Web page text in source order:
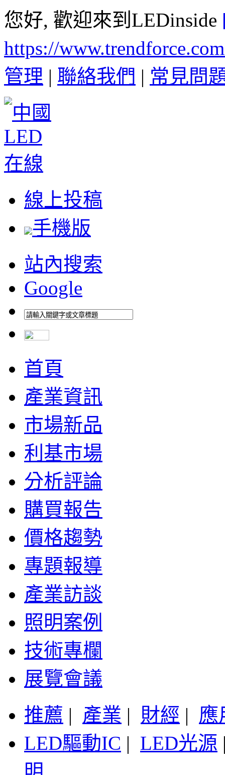
您好, 歡迎來到LEDinside
https://
管理 | 聯絡我們 | 常見問
線上投稿
手機版
站內搜索
Google
首頁
產業資訊
市場新品
利基市場
分析評論
購買報告
價格趨勢
專題報導
產業訪談
照明案例
技術專欄
展覽會議
推薦 | 產業 | 財經 | 應
LED驅動IC | LED光源